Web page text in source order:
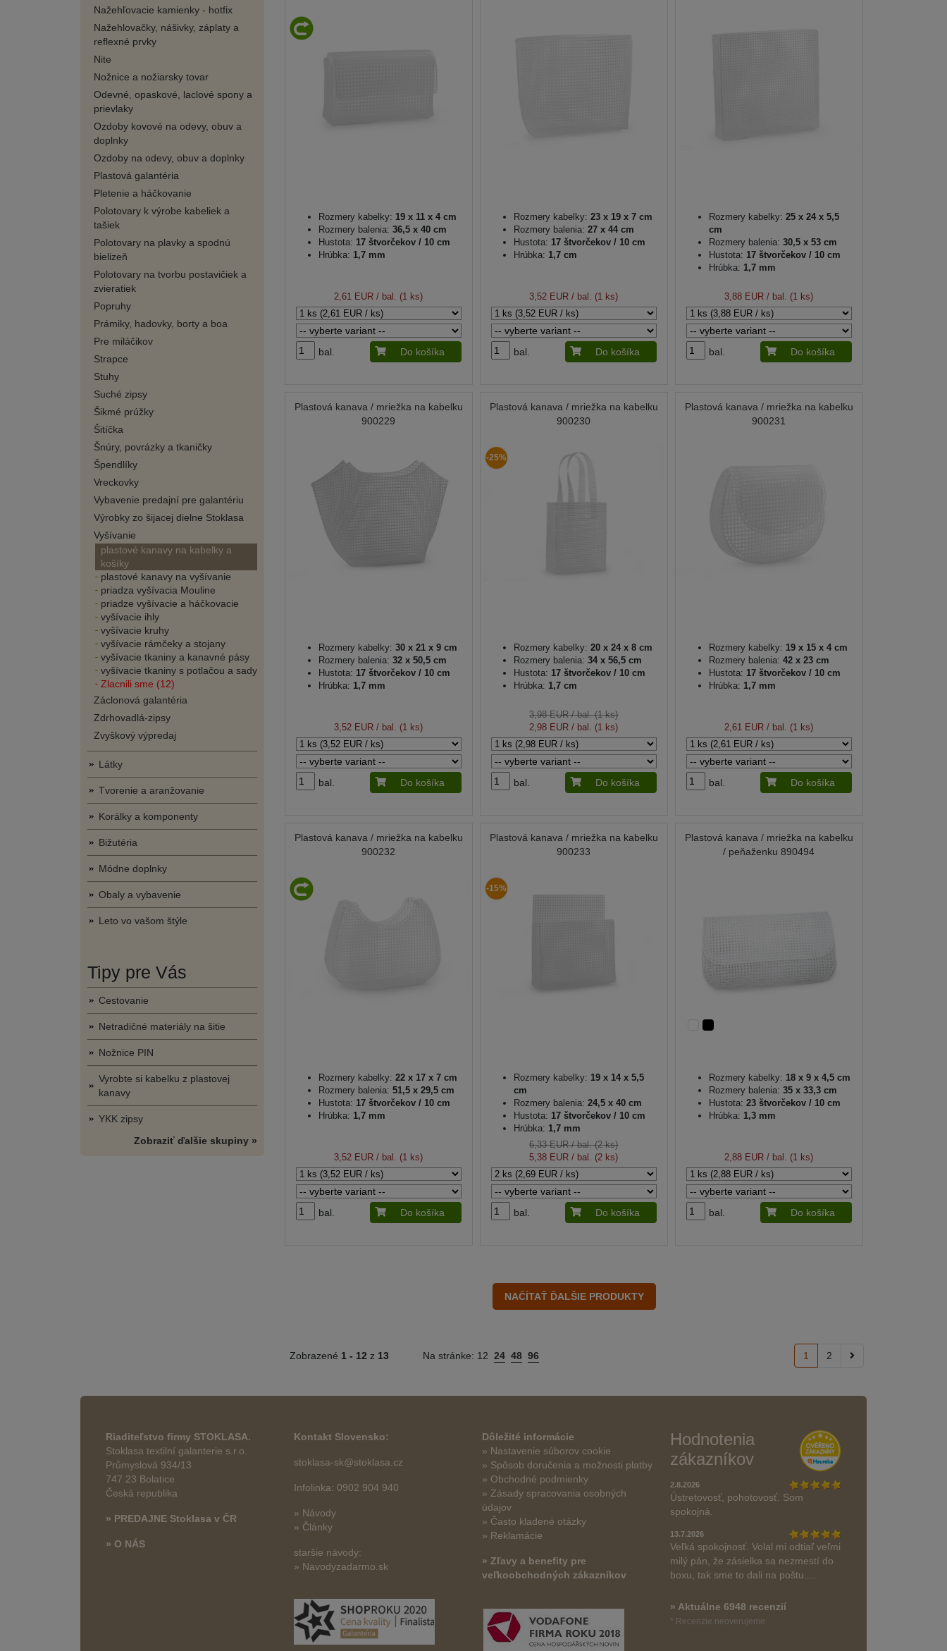
Nažehľovacie kamienky - hotfix
Nažehlovačky, nášivky, záplaty a
reflexné prvky
Nite
Nožnice a nožiarsky tovar
Odevné, opaskové, laclové spony a
prievlaky
Ozdoby kovové na odevy, obuv a
doplnky
Ozdoby na odevy, obuv a doplnky
Plastová galantéria
Pletenie a háčkovanie
Polotovary k výrobe kabeliek a
tašiek
Polotovary na plavky a spodnú
bielizeň
Polotovary na tvorbu postavičiek a
zvieratiek
Popruhy
Prámiky, hadovky, borty a boa
Pre miláčikov
Strapce
Stuhy
Suché zipsy
Šikmé prúžky
Šitíčka
Šnúry, povrázky a tkaničky
Špendlíky
Vreckovky
Vybavenie predajní pre galantériu
Výrobky zo šijacej dielne Stoklasa
Vyšívanie
plastové kanavy na kabelky a
košíky
plastové kanavy na vyšívanie
priadza vyšívacia Mouline
priadze vyšívacie a háčkovacie
vyšívacie ihly
vyšívacie kruhy
vyšívacie rámčeky a stojany
vyšívacie tkaniny a kanavné pásy
vyšívacie tkaniny s potlačou a sady
Zlacnili sme (12)
Záclonová galantéria
Zdrhovadlá-zipsy
Zvyškový výpredaj
Látky
Tvorenie a aranžovanie
Korálky a komponenty
Bižutéria
Módne doplnky
Obaly a vybavenie
Leto vo vašom štýle
Tipy pre Vás
Cestovanie
Netradičné materiály na šitie
Nožnice PIN
Vyrobte si kabelku z plastovej
kanavy
YKK zipsy
Zobraziť ďalšie skupiny »
Rozmery kabelky: 19 x 11 x 4 cm
Rozmery balenia: 36,5 x 40 cm
Hustota: 17 štvorčekov / 10 cm
Hrúbka: 1,7 mm
2,61 EUR / bal. (1 ks)
bal. Do košíka
Rozmery kabelky: 23 x 19 x 7 cm
Rozmery balenia: 27 x 44 cm
Hustota: 17 štvorčekov / 10 cm
Hrúbka: 1,7 cm
3,52 EUR / bal. (1 ks)
bal. Do košíka
Rozmery kabelky: 25 x 24 x 5,5
cm
Rozmery balenia: 30,5 x 53 cm
Hustota: 17 štvorčekov / 10 cm
Hrúbka: 1,7 mm
3,88 EUR / bal. (1 ks)
bal. Do košíka
Plastová kanava / mriežka na kabelku
900229
Rozmery kabelky: 30 x 21 x 9 cm
Rozmery balenia: 32 x 50,5 cm
Hustota: 17 štvorčekov / 10 cm
Hrúbka: 1,7 mm
3,52 EUR / bal. (1 ks)
bal. Do košíka
Plastová kanava / mriežka na kabelku
900230
-25%
Rozmery kabelky: 20 x 24 x 8 cm
Rozmery balenia: 34 x 56,5 cm
Hustota: 17 štvorčekov / 10 cm
Hrúbka: 1,7 cm
3,98 EUR/ bal. (1 ks)
2,98 EUR / bal. (1 ks)
bal. Do košíka
Plastová kanava / mriežka na kabelku
900231
Rozmery kabelky: 19 x 15 x 4 cm
Rozmery balenia: 42 x 23 cm
Hustota: 17 štvorčekov / 10 cm
Hrúbka: 1,7 mm
2,61 EUR / bal. (1 ks)
bal. Do košíka
Plastová kanava / mriežka na kabelku
900232
Rozmery kabelky: 22 x 17 x 7 cm
Rozmery balenia: 51,5 x 29,5 cm
Hustota: 17 štvorčekov / 10 cm
Hrúbka: 1,7 mm
3,52 EUR / bal. (1 ks)
bal. Do košíka
Plastová kanava / mriežka na kabelku
900233
-15%
Rozmery kabelky: 19 x 14 x 5,5
cm
Rozmery balenia: 24,5 x 40 cm
Hustota: 17 štvorčekov / 10 cm
Hrúbka: 1,7 mm
6,33 EUR/ bal. (2 ks)
5,38 EUR / bal. (2 ks)
bal. Do košíka
Plastová kanava / mriežka na kabelku
/ peňaženku 890494
Rozmery kabelky: 18 x 9 x 4,5 cm
Rozmery balenia: 35 x 33,3 cm
Hustota: 23 štvorčekov / 10 cm
Hrúbka: 1,3 mm
2,88 EUR / bal. (1 ks)
bal. Do košíka
Zobrazené 1 - 12 z 13 Na stránke: 12 24 48 96 1 2
Riaditeľstvo firmy STOKLASA.
Stoklasa textilní galanterie s.r.o.
Průmyslová 934/13
747 23 Bolatice
Česká republika
» PREDAJNE Stoklasa v ČR
» O NÁS
Kontakt Slovensko:
stoklasa-sk@stoklasa.cz
Infolinka: 0902 904 940
» Návody
» Články
staršie návody:
» Navodyzadarmo.sk
Dôležité informácie
» Nastavenie súborov cookie
» Spôsob doručenia a možnosti platby
» Obchodné podmienky
» Zásady spracovania osobných
údajov
» Často kladené otázky
» Reklamácie
» Zľavy a benefity pre
veľkoobchodných zákazníkov
Hodnotenia
zákazníkov
2.8.2026
Ústretovosť, pohotovosť. Som
spokojná.
13.7.2026
Veľká spokojnosť. Volal mi odtiaľ veľmi
milý pán, že zásielka sa nezmestí do
boxu, tak sme to dali na poštu....
» Aktuálne 6948 recenzií
* Recenzie neoverujeme